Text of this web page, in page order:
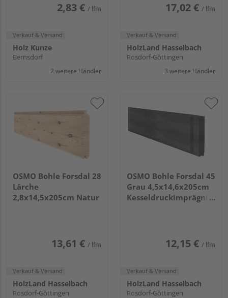
2,83 € / lfm
Verkauf & Versand
Holz Kunze
Bernsdorf
2 weitere Händler
17,02 € / lfm
Verkauf & Versand
HolzLand Hasselbach
Rosdorf-Göttingen
3 weitere Händler
OSMO Bohle Forsdal 28
Lärche
2,8x14,5x205cm Natur
13,61 € / lfm
Verkauf & Versand
HolzLand Hasselbach
Rosdorf-Göttingen
OSMO Bohle Forsdal 45
Grau 4,5x14,6x205cm
Kesseldruckimprägniert
12,15 € / lfm
Verkauf & Versand
HolzLand Hasselbach
Rosdorf-Göttingen